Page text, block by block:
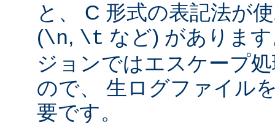
と、 C 形式の表記法が
(\n, \t など) がありま
ジョンではエスケープ
ので、 生ログファイル
要です。